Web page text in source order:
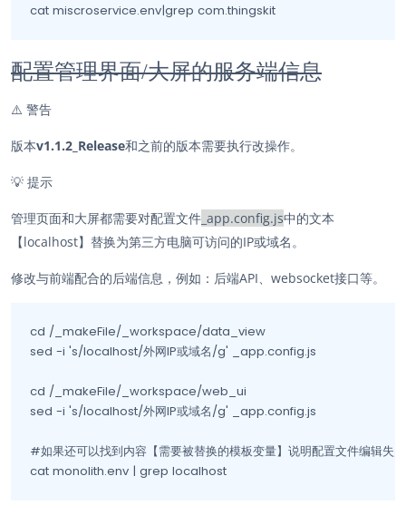
cat miscroservice.env|grep com.thingskit
配置管理界面/大屏的服务端信息
⚠️ 警告
版本v1.1.2_Release和之前的版本需要执行改操作。
💡 提示
管理页面和大屏都需要对配置文件 _app.config.js中的文本
【localhost】替换为第三方电脑可访问的IP或域名。
修改与前端配合的后端信息，例如：后端API、websocket接口等。
cd /_makeFile/_workspace/data_view
sed -i 's/localhost/外网IP或域名/g' _app.config.js
cd /_makeFile/_workspace/web_ui
sed -i 's/localhost/外网IP或域名/g' _app.config.js
#如果还可以找到内容【需要被替换的模板变量】说明配置文件编辑失败
cat monolith.env | grep localhost